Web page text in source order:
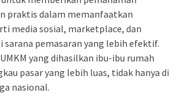
praktis dalam memanfaatkan
media sosial, marketplace, dan
sarana pemasaran yang lebih efektif.
yang dihasilkan ibu-ibu rumah
pasar yang lebih luas, tidak hanya di
nasional.